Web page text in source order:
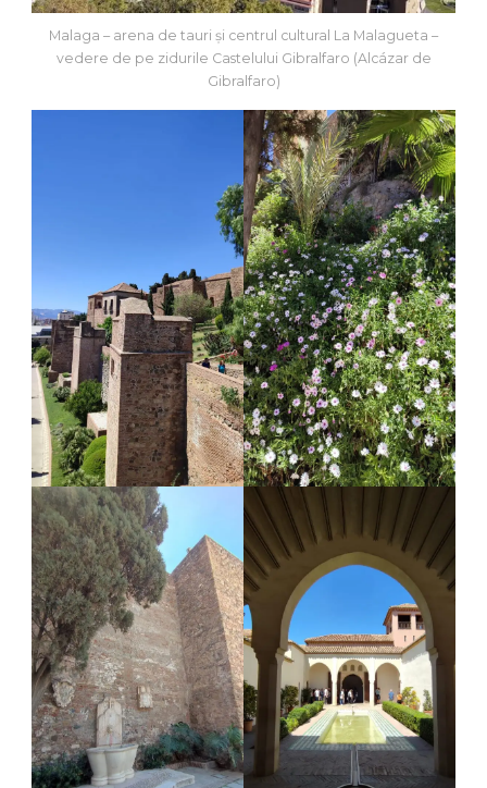
Malaga – arena de tauri și centrul cultural La Malagueta –
vedere de pe zidurile Castelului Gibralfaro (Alcázar de
Gibralfaro)